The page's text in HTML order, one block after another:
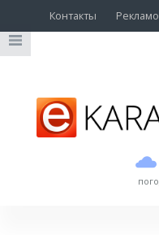
Контакты
USD
EUR